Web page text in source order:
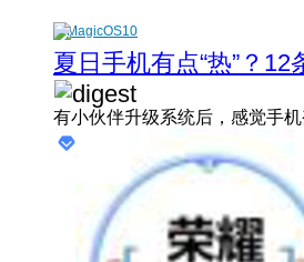
MagicOS10
夏日手机有点“热”？